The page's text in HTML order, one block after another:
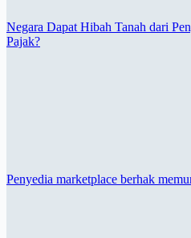
Negara Dapat Hibah Tanah dari
Pajak?
Penyedia marketplace berhak